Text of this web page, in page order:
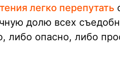
легко перепутать
долю всех
либо опасно, либо